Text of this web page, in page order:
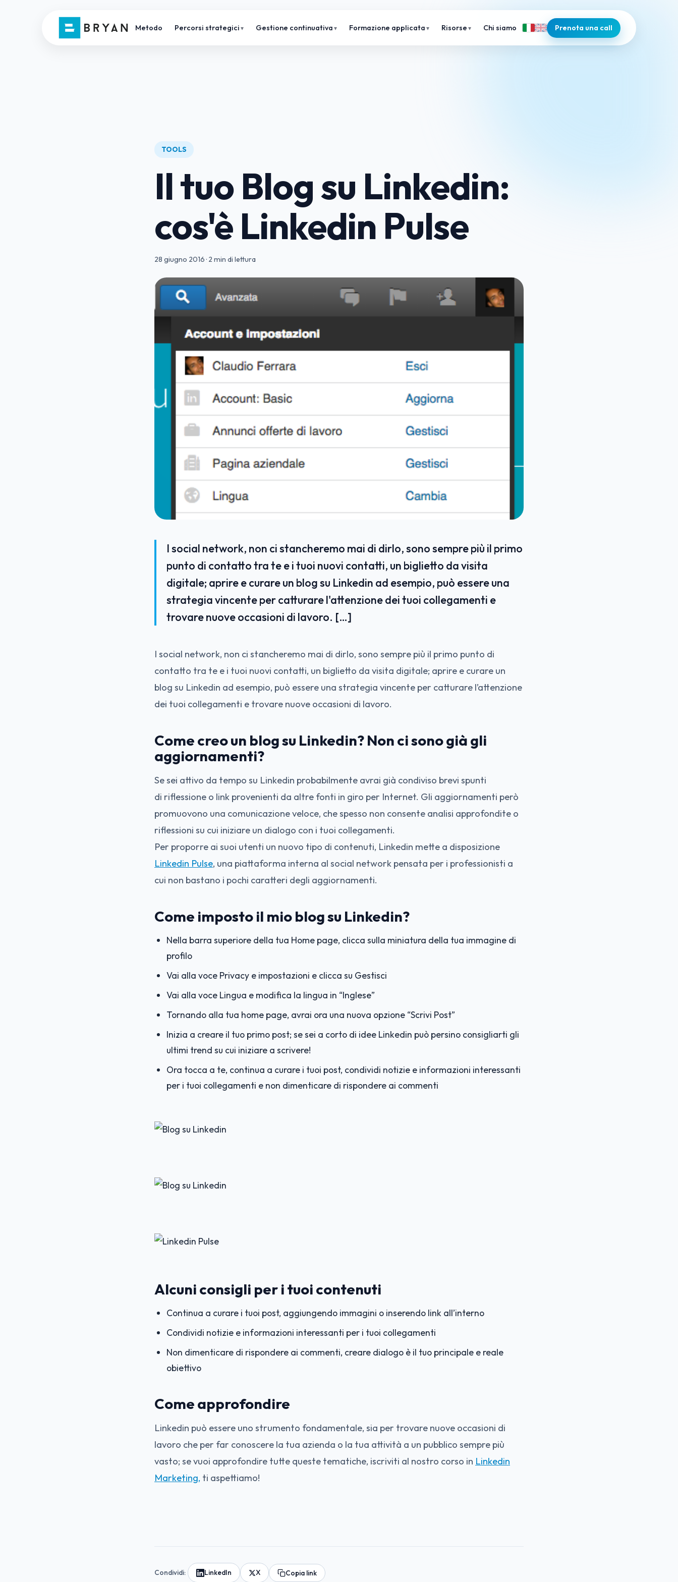
Metodo Percorsi strategici Gestione continuativa Formazione applicata Risorse Chi siamo Prenota una call
TOOLS
Il tuo Blog su Linkedin:
cos'è Linkedin Pulse
28 giugno 2016 · 2 min di lettura
I social network, non ci stancheremo mai di dirlo, sono sempre più il primo
punto di contatto tra te e i tuoi nuovi contatti, un biglietto da visita
digitale; aprire e curare un blog su Linkedin ad esempio, può essere una
strategia vincente per catturare l'attenzione dei tuoi collegamenti e
trovare nuove occasioni di lavoro. […]
I social network, non ci stancheremo mai di dirlo, sono sempre più il primo punto di
contatto tra te e i tuoi nuovi contatti, un biglietto da visita digitale; aprire e curare un
blog su Linkedin ad esempio, può essere una strategia vincente per catturare l’attenzione
dei tuoi collegamenti e trovare nuove occasioni di lavoro.
Come creo un blog su Linkedin? Non ci sono già gli
aggiornamenti?
Se sei attivo da tempo su Linkedin probabilmente avrai già condiviso brevi spunti
di riflessione o link provenienti da altre fonti in giro per Internet. Gli aggiornamenti però
promuovono una comunicazione veloce, che spesso non consente analisi approfondite o
riflessioni su cui iniziare un dialogo con i tuoi collegamenti.
Per proporre ai suoi utenti un nuovo tipo di contenuti, Linkedin mette a disposizione
Linkedin Pulse, una piattaforma interna al social network pensata per i professionisti a
cui non bastano i pochi caratteri degli aggiornamenti.
Come imposto il mio blog su Linkedin?
Nella barra superiore della tua Home page, clicca sulla miniatura della tua immagine di
profilo
Vai alla voce Privacy e impostazioni e clicca su Gestisci
Vai alla voce Lingua e modifica la lingua in “Inglese”
Tornando alla tua home page, avrai ora una nuova opzione “Scrivi Post”
Inizia a creare il tuo primo post; se sei a corto di idee Linkedin può persino consigliarti gli
ultimi trend su cui iniziare a scrivere!
Ora tocca a te, continua a curare i tuoi post, condividi notizie e informazioni interessanti
per i tuoi collegamenti e non dimenticare di rispondere ai commenti
Alcuni consigli per i tuoi contenuti
Continua a curare i tuoi post, aggiungendo immagini o inserendo link all’interno
Condividi notizie e informazioni interessanti per i tuoi collegamenti
Non dimenticare di rispondere ai commenti, creare dialogo è il tuo principale e reale
obiettivo
Come approfondire
Linkedin può essere uno strumento fondamentale, sia per trovare nuove occasioni di
lavoro che per far conoscere la tua azienda o la tua attività a un pubblico sempre più
vasto; se vuoi approfondire tutte queste tematiche, iscriviti al nostro corso in Linkedin
Marketing, ti aspettiamo!
Condividi: LinkedIn X Copia link